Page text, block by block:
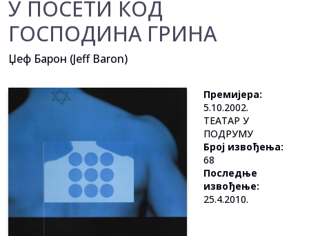
У ПОСЕТИ КОД
ГОСПОДИНА ГРИНА
Џеф Барон (Jeff Baron)
Премијера:
5.10.2002.
ТЕАТАР У
ПОДРУМУ
Број извођења:
68
Последње
извођење:
25.4.2010.